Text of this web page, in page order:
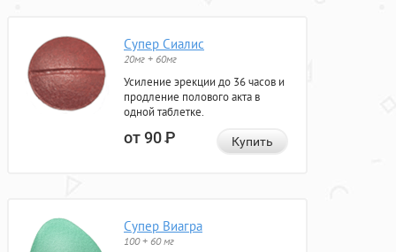
Супер Сиалис
20мг + 60мг
Усиление эрекции до 36 часов и
продление полового акта в
одной таблетке.
от 90Р Купить
Супер Виагра
100 + 60 мг